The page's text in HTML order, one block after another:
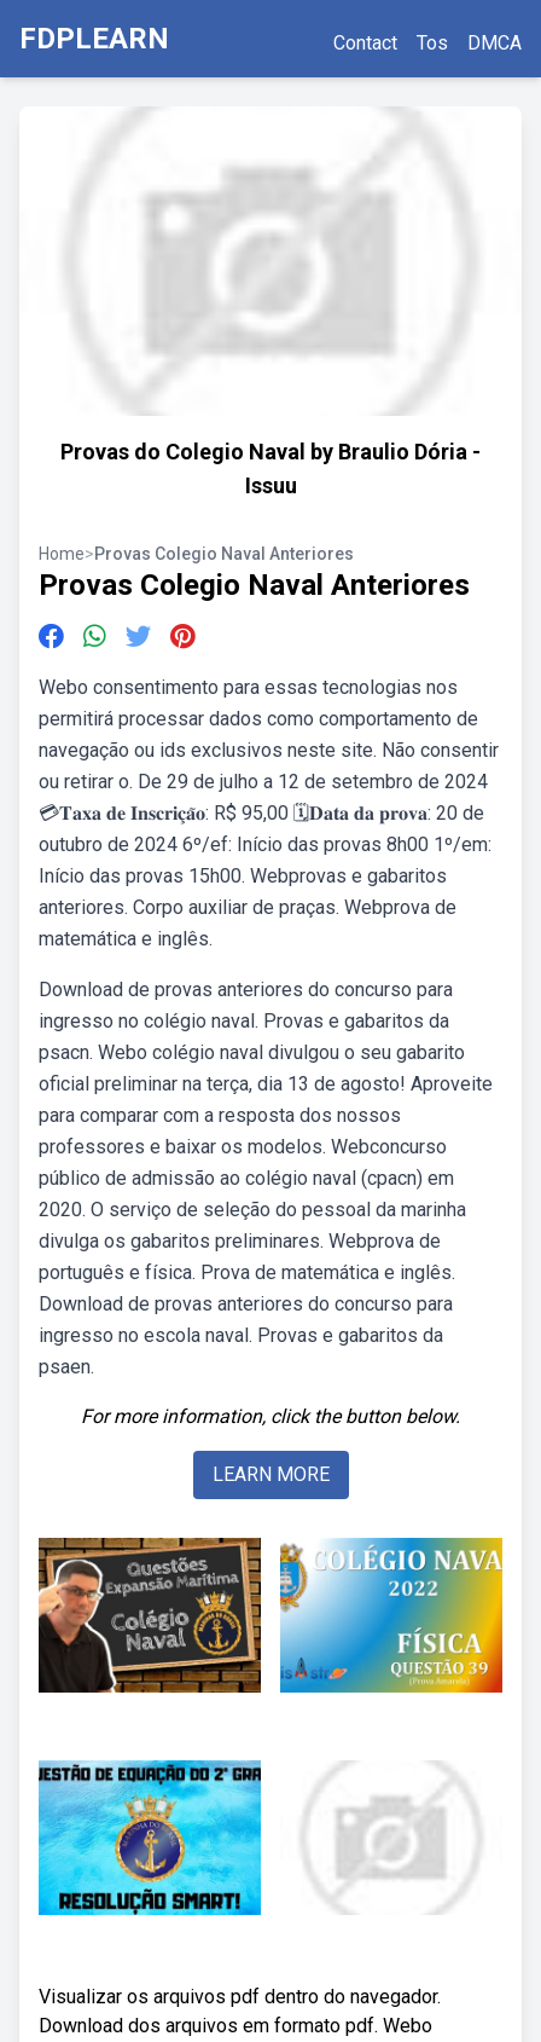
FDPLEARN Contact Tos DMCA
Provas do Colegio Naval by Braulio Dória -
Issuu
Home>Provas Colegio Naval Anteriores
Provas Colegio Naval Anteriores
Webo consentimento para essas tecnologias nos
permitirá processar dados como comportamento de
navegação ou ids exclusivos neste site. Não consentir
ou retirar o. De 29 de julho a 12 de setembro de 2024
💳𝐓𝐚𝐱𝐚 𝐝𝐞 𝐈𝐧𝐬𝐜𝐫𝐢𝐜̧𝐚̃𝐨: R$ 95,00 🗓️𝐃𝐚𝐭𝐚 𝐝𝐚 𝐩𝐫𝐨𝐯𝐚: 20 de
outubro de 2024 6º/ef: Início das provas 8h00 1º/em:
Início das provas 15h00. Webprovas e gabaritos
anteriores. Corpo auxiliar de praças. Webprova de
matemática e inglês.
Download de provas anteriores do concurso para
ingresso no colégio naval. Provas e gabaritos da
psacn. Webo colégio naval divulgou o seu gabarito
oficial preliminar na terça, dia 13 de agosto! Aproveite
para comparar com a resposta dos nossos
professores e baixar os modelos. Webconcurso
público de admissão ao colégio naval (cpacn) em
2020. O serviço de seleção do pessoal da marinha
divulga os gabaritos preliminares. Webprova de
português e física. Prova de matemática e inglês.
Download de provas anteriores do concurso para
ingresso no escola naval. Provas e gabaritos da
psaen.
For more information, click the button below.
LEARN MORE
Visualizar os arquivos pdf dentro do navegador.
Download dos arquivos em formato pdf. Webo